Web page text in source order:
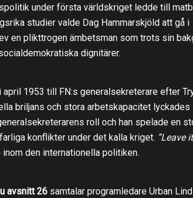
under första världskriget ledde till
studier valde Dag Hammarskjöld att gå i
en plikttrogen ämbetsman som trots sin
dignitärer.
april 1953 till FN:s generalsekreterare efter
briljans och stora arbetskapacitet lyckades
roll och han spelade en
konflikter under det kalla kriget. ”Leave
den internationella politiken.
avsnitt 26 samtalar programledare Urban